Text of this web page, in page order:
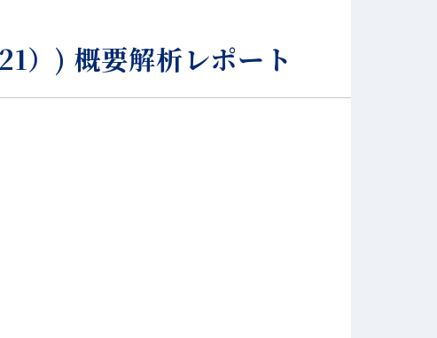
）) 概要解析レポート